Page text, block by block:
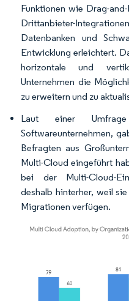
Funktionen wie Drag-
Drittanbieter-
Datenbanken und
Entwicklung erleichtert.
horizontale und
Unternehmen die
zu erweitern und zu
Laut einer
Softwareunternehmen,
Befragten aus
Multi-Cloud eingeführt
bei der Multi-Cloud-
deshalb hinterher, weil
Migrationen verfügen.